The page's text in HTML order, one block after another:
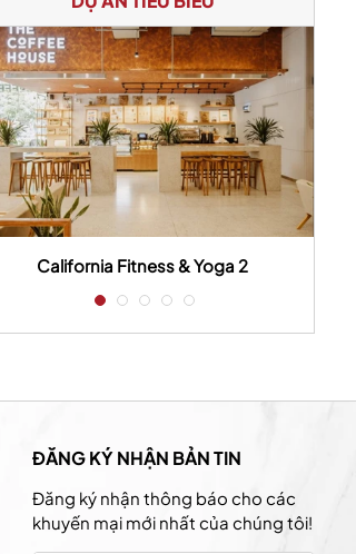
California Fitness & Yoga 2
ĐĂNG KÝ NHẬN BẢN TIN
Đăng ký nhận thông báo cho các
khuyến mại mới nhất của chúng tôi!